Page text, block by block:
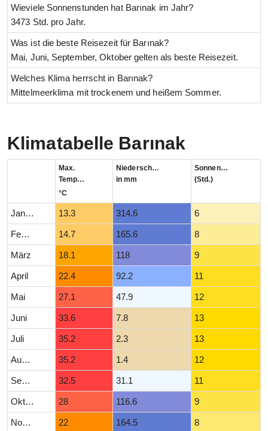
Wieviele Sonnenstunden hat Barınak im Jahr?
3473 Std. pro Jahr.
Was ist die beste Reisezeit für Barınak?
Mai, Juni, September, Oktober gelten als beste Reisezeit.
Welches Klima herrscht in Barınak?
Mittelmeerklima mit trockenem und heißem Sommer.
Klimatabelle Barınak
Max.
Temperatur
°C
Niederschlag
in mm
Sonnenstunden
(Std.)
Januar 13.3 314.6 6
Februar 14.7 165.6 8
März 18.1 118 9
April 22.4 92.2 11
Mai 27.1 47.9 12
Juni 33.6 7.8 13
Juli 35.2 2.3 13
August 35.2 1.4 12
September 32.5 31.1 11
Oktober 28 116.6 9
November 22 164.5 8